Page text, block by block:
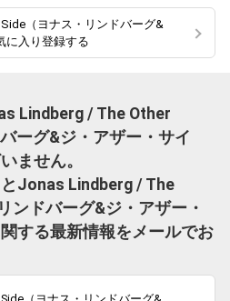
（ヨナス・リンドバーグ&
に入り登録する
Lindberg / The Other
ーグ&ジ・アザー・サイ
ません。
Jonas Lindberg / The
ンドバーグ&ジ・アザー・
する最新情報をメールでお